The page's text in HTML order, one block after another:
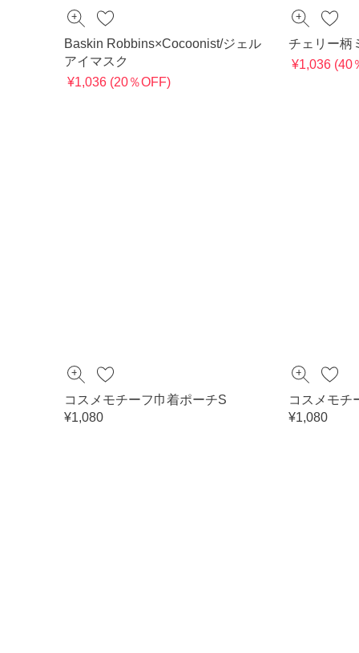
Baskin Robbins×Cocoonist/ジェル
アイマスク
¥1,036 (20％OFF)
チェリー柄
¥1,036 (40
コスメモチーフ巾着ポーチS
¥1,080
コスメモチ
¥1,080